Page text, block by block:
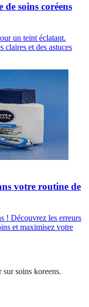
soins coréens
un teint éclatant.
claires et des astuces
votre routine de
! Découvrez les erreurs
et maximisez votre
sur soins koreens.